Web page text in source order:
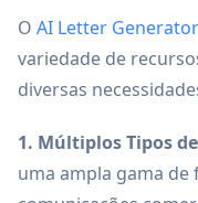
O AI Letter Generator
variedade de
diversas
1. Múltiplos Tipos
uma ampla gama